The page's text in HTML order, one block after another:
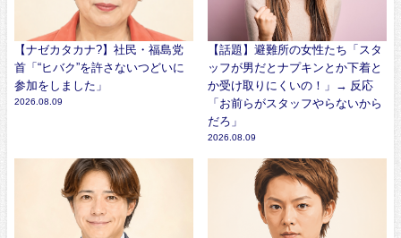
【ナゼカタカナ?】社民・福島党
首「“ヒバク”を許さないつどいに
参加をしました」
2026.08.09
【話題】避難所の女性たち「スタ
ッフが男だとナプキンとか下着と
か受け取りにくいの！」→ 反応
「お前らがスタッフやらないから
だろ」
2026.08.09